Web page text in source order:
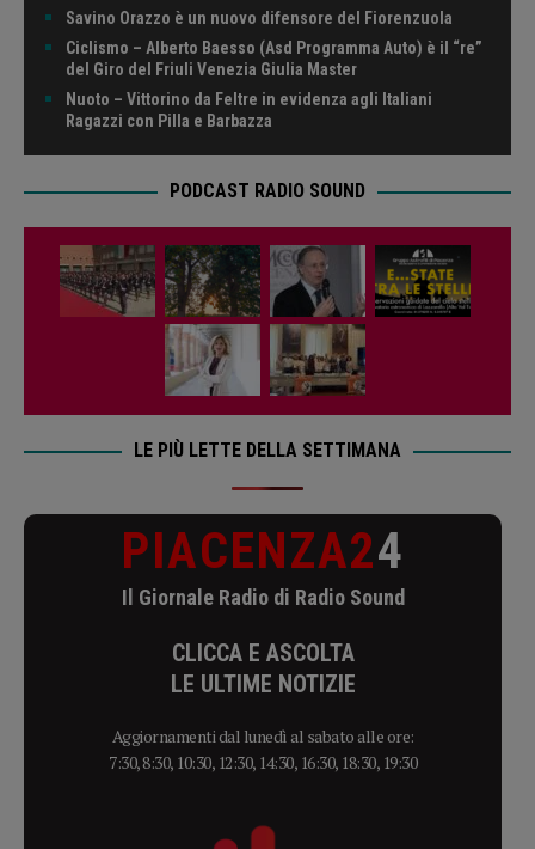
Savino Orazzo è un nuovo difensore del Fiorenzuola
Ciclismo – Alberto Baesso (Asd Programma Auto) è il “re”
del Giro del Friuli Venezia Giulia Master
Nuoto – Vittorino da Feltre in evidenza agli Italiani
Ragazzi con Pilla e Barbazza
PODCAST RADIO SOUND
LE PIÙ LETTE DELLA SETTIMANA
PIACENZA24
Il Giornale Radio di Radio Sound
CLICCA E ASCOLTA
LE ULTIME NOTIZIE
Aggiornamenti dal lunedì al sabato alle ore:
7:30, 8:30, 10:30, 12:30, 14:30, 16:30, 18:30, 19:30